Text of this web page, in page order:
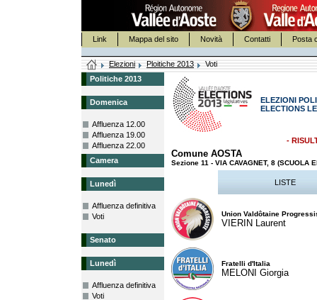
Link Mappa del sito Novità Contatti Posta
Elezioni Ploitiche 2013
Voti
Politiche 2013
Domenica
Affluenza 12.00
Affluenza 19.00
Affluenza 22.00
Camera
Lunedì
Affluenza definitiva
Voti
Senato
Lunedì
Affluenza definitiva
Voti
ELEZIONI
ELECTIONS
-
Comune AOSTA
Sezione 11 - VIA CAVAGNET, 8 (SCUOLA
LISTE
Union Valdôtaine
VIERIN Laurent
Fratelli d'Italia
MELONI Giorgia